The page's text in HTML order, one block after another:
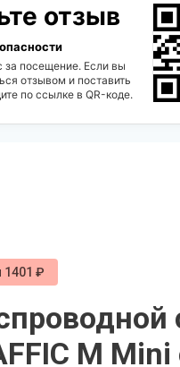
отзыв
за посещение. Если вы
отзывом и поставить
по ссылке в QR-коде.
1401 ₽
M Mini